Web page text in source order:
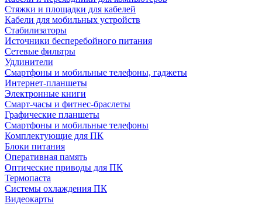
Стяжки и площадки для кабелей
Кабели для мобильных устройств
Стабилизаторы
Источники бесперебойного питания
Сетевые фильтры
Удлинители
Смартфоны и мобильные телефоны, гаджеты
Интернет-планшеты
Электронные книги
Смарт-часы и фитнес-браслеты
Графические планшеты
Смартфоны и мобильные телефоны
Комплектующие для ПК
Блоки питания
Оперативная память
Оптические приводы для ПК
Термопаста
Системы охлаждения ПК
Видеокарты